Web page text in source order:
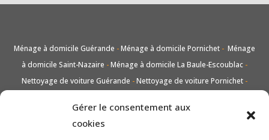
Gérer le consentement aux
cookies
Ménage à domicile Guérande -Ménage à domicile Pornichet - Ménage
à domicile Saint-Nazaire -Ménage à domicile La Baule-Escoublac -
Nettoyage de voiture Guérande -Nettoyage de voiture Pornichet -
Lavage vitres et carreaux Guérande-
carreaux Pornichet-Lavage vitres et carreaux Saint-Nazaire